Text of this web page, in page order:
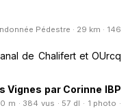
Pédestre · 29 km · 146
de Chalifert et OUrcq
Vignes par Corinne IBP
m · 384 vus · 57 dl · 1 photo ·